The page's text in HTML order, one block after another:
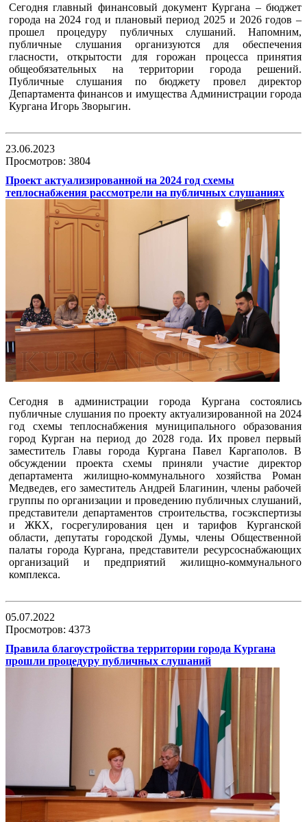
Сегодня главный финансовый документ Кургана – бюджет
города на 2024 год и плановый период 2025 и 2026 годов –
прошел процедуру публичных слушаний. Напомним,
публичные слушания организуются для обеспечения
гласности, открытости для горожан процесса принятия
общеобязательных на территории города решений.
Публичные слушания по бюджету провел директор
Департамента финансов и имущества Администрации города
Кургана Игорь Зворыгин.
23.06.2023
Просмотров: 3804
Проект актуализированной на 2024 год схемы
теплоснабжения рассмотрели на публичных слушаниях
Сегодня в администрации города Кургана состоялись
публичные слушания по проекту актуализированной на 2024
год схемы теплоснабжения муниципального образования
город Курган на период до 2028 года. Их провел первый
заместитель Главы города Кургана Павел Каргаполов. В
обсуждении проекта схемы приняли участие директор
департамента жилищно-коммунального хозяйства Роман
Медведев, его заместитель Андрей Благинин, члены рабочей
группы по организации и проведению публичных слушаний,
представители департаментов строительства, госэкспертизы
и ЖКХ, госрегулирования цен и тарифов Курганской
области, депутаты городской Думы, члены Общественной
палаты города Кургана, представители ресурсоснабжающих
организаций и предприятий жилищно-коммунального
комплекса.
05.07.2022
Просмотров: 4373
Правила благоустройства территории города Кургана
прошли процедуру публичных слушаний